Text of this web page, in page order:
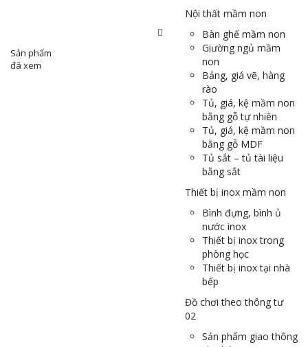
Sản phẩm
đã xem
Nội thất mầm non
Bàn ghế mầm non
Giường ngủ mầm
non
Bảng, giá vẽ, hàng
rào
Tủ, giá, kệ mầm non
bằng gỗ tự nhiên
Tủ, giá, kệ mầm non
bằng gỗ MDF
Tủ sắt – tủ tài liệu
bằng sắt
Thiết bị inox mầm non
Bình đựng, bình ủ
nước inox
Thiết bị inox trong
phòng học
Thiết bị inox tại nhà
bếp
Đồ chơi theo thông tư
02
Sản phẩm giao thông